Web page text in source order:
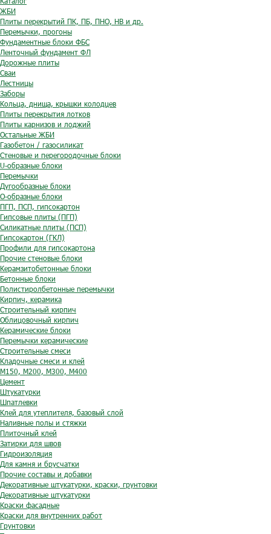
ЖБИ
Плиты перекрытий ПК, ПБ, ПНО, НВ и др.
Перемычки, прогоны
Фундаментные блоки ФБС
Ленточный фундамент ФЛ
Дорожные плиты
Сваи
Лестницы
Заборы
Кольца, днища, крышки колодцев
Плиты перекрытия лотков
Плиты карнизов и лоджий
Остальные ЖБИ
Газобетон / газосиликат
Стеновые и перегородочные блоки
U-образные блоки
Перемычки
Дугообразные блоки
O-образные блоки
ПГП, ПСП, гипсокартон
Гипсовые плиты (ПГП)
Силикатные плиты (ПСП)
Гипсокартон (ГКЛ)
Профили для гипсокартона
Прочие стеновые блоки
Керамзитобетонные блоки
Бетонные блоки
Полистиролбетонные перемычки
Кирпич, керамика
Строительный кирпич
Облицовочный кирпич
Керамические блоки
Перемычки керамические
Строительные смеси
Кладочные смеси и клей
М150, М200, М300, М400
Цемент
Штукатурки
Шпатлевки
Клей для утеплителя, базовый слой
Наливные полы и стяжки
Плиточный клей
Затирки для швов
Гидроизоляция
Для камня и брусчатки
Прочие составы и добавки
Декоративные штукатурки, краски, грунтовки
Декоративные штукатурки
Краски фасадные
Краски для внутренних работ
Грунтовки